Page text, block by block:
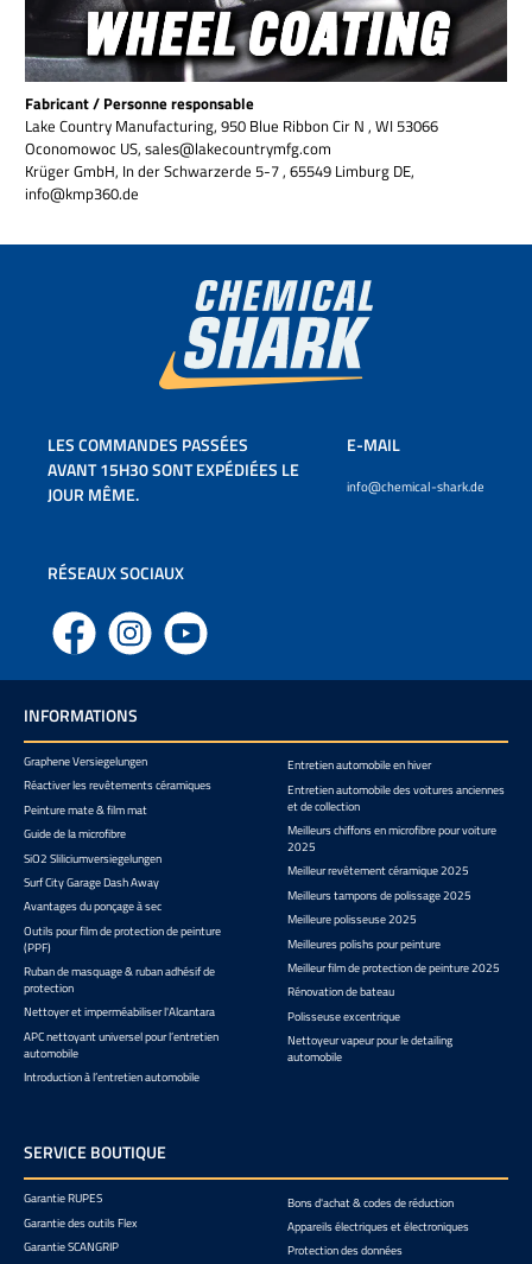
Fabricant / Personne responsable
Lake Country Manufacturing, 950 Blue Ribbon Cir N , WI 53066
Oconomowoc US, sales@lakecountrymfg.com
Krüger GmbH, In der Schwarzerde 5-7 , 65549 Limburg DE,
info@kmp360.de
LES COMMANDES PASSÉES
AVANT 15H30 SONT EXPÉDIÉES LE
JOUR MÊME.
E-MAIL
info@chemical-shark.de
RÉSEAUX SOCIAUX
Facebook Instagram YouTube
INFORMATIONS
Graphene Versiegelungen
Réactiver les revêtements céramiques
Peinture mate & film mat
Guide de la microfibre
SiO2 Sliliciumversiegelungen
Surf City Garage Dash Away
Avantages du ponçage à sec
Outils pour film de protection de peinture
(PPF)
Ruban de masquage & ruban adhésif de
protection
Nettoyer et imperméabiliser l'Alcantara
APC nettoyant universel pour l’entretien
automobile
Introduction à l’entretien automobile
Entretien automobile en hiver
Entretien automobile des voitures anciennes
et de collection
Meilleurs chiffons en microfibre pour voiture
2025
Meilleur revêtement céramique 2025
Meilleurs tampons de polissage 2025
Meilleure polisseuse 2025
Meilleures polishs pour peinture
Meilleur film de protection de peinture 2025
Rénovation de bateau
Polisseuse excentrique
Nettoyeur vapeur pour le detailing
automobile
SERVICE BOUTIQUE
Garantie RUPES
Garantie des outils Flex
Garantie SCANGRIP
Bons d'achat & codes de réduction
Appareils électriques et électroniques
Protection des données